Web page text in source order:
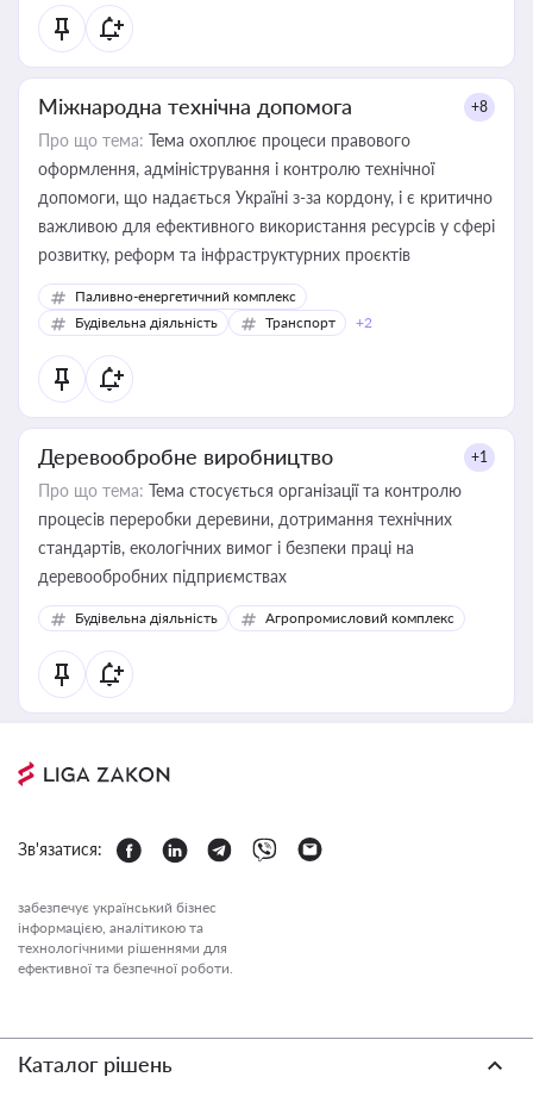
Міжнародна технічна допомога +8
Про що тема: Тема охоплює процеси правового
оформлення, адміністрування і контролю технічної
допомоги, що надається Україні з-за кордону, і є критично
важливою для ефективного використання ресурсів у сфері
розвитку, реформ та інфраструктурних проєктів
Паливно-енергетичний комплекс
Будівельна діяльність
Транспорт +2
Деревообробне виробництво +1
Про що тема: Тема стосується організації та контролю
процесів переробки деревини, дотримання технічних
стандартів, екологічних вимог і безпеки праці на
деревообробних підприємствах
Будівельна діяльність Агропромисловий комплекс
Зв'язатися:
забезпечує український бізнес
інформацією, аналітикою та
технологічними рішеннями для
ефективної та безпечної роботи.
Каталог рішень